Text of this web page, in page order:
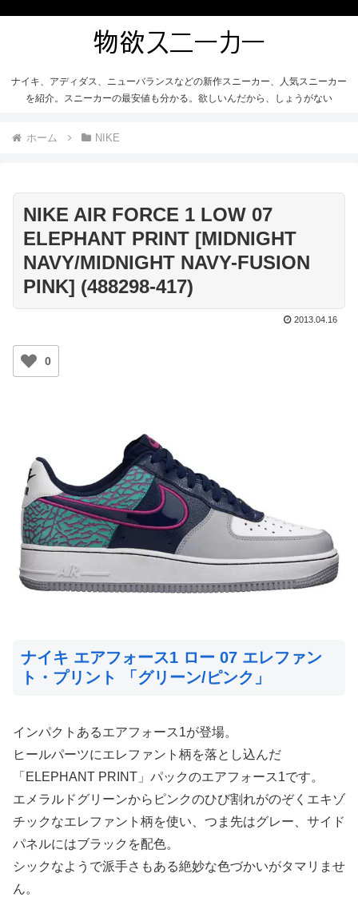
ナイキ、アディダス、ニューバランスなどの新作スニーカー、人気スニーカー
を紹介。スニーカーの最安値も分かる。欲しいんだから、しょうがない
ホーム NIKE
NIKE AIR FORCE 1 LOW 07
ELEPHANT PRINT [MIDNIGHT
NAVY/MIDNIGHT NAVY-FUSION
PINK] (488298-417)
2013.04.16
0
ナイキ エアフォース1 ロー 07 エレファン
ト・プリント 「グリーン/ピンク」
インパクトあるエアフォース1が登場。
ヒールパーツにエレファント柄を落とし込んだ
「ELEPHANT PRINT」パックのエアフォース1です。
エメラルドグリーンからピンクのひび割れがのぞくエキゾ
チックなエレファント柄を使い、つま先はグレー、サイド
パネルにはブラックを配色。
シックなようで派手さもある絶妙な色づかいがタマリませ
ん。